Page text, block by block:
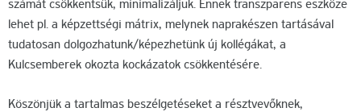
számát csökkentsük, minimalizáljuk. Ennek transzparens eszköze
lehet pl. a képzettségi mátrix, melynek naprakészen tartásával
tudatosan dolgozhatunk/képezhetünk új kollégákat, a
Kulcsemberek okozta kockázatok csökkentésére.
Köszönjük a tartalmas beszélgetéseket a résztvevőknek,